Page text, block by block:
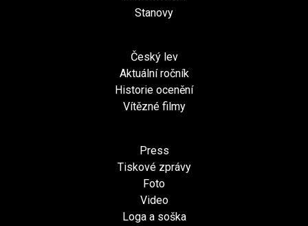
Stanovy
Český lev
Aktuální ročník
Historie ocenění
Vítězné filmy
Press
Tiskové zprávy
Foto
Video
Loga a soška